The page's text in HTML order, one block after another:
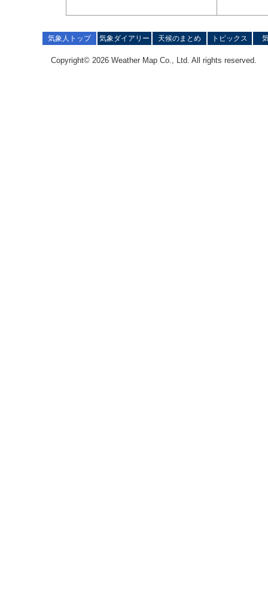
気象人トップ 気象ダイアリー 天候のまとめ トピックス
Copyright© 2026 Weather Map Co., Ltd. All rights reserved.